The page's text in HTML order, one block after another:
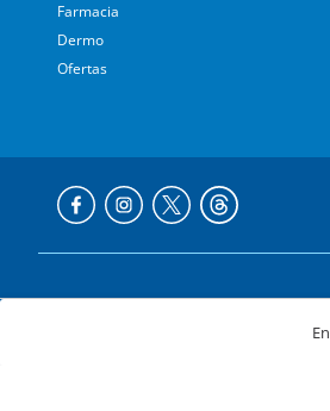
Farmacia
Dermo
Ofertas
En